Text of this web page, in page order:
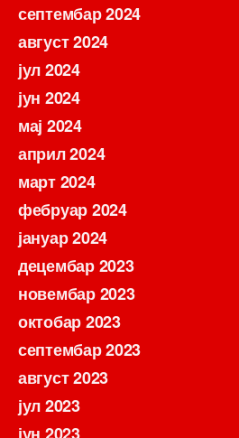
септембар 2024
август 2024
јул 2024
јун 2024
мај 2024
април 2024
март 2024
фебруар 2024
јануар 2024
децембар 2023
новембар 2023
октобар 2023
септембар 2023
август 2023
јул 2023